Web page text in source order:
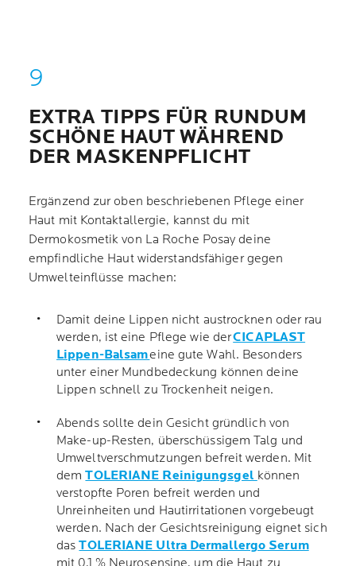
EXTRA TIPPS FÜR RUNDUM
SCHÖNE HAUT WÄHREND
DER MASKENPFLICHT
Ergänzend zur oben beschriebenen Pflege einer
Haut mit Kontaktallergie, kannst du mit
Dermokosmetik von La Roche Posay deine
empfindliche Haut widerstandsfähiger gegen
Umwelteinflüsse machen:
Damit deine Lippen nicht austrocknen oder rau
werden, ist eine Pflege wie derCICAPLAST
Lippen-Balsameine gute Wahl. Besonders
unter einer Mundbedeckung können deine
Lippen schnell zu Trockenheit neigen.
Abends sollte dein Gesicht gründlich von
Make-up-Resten, überschüssigem Talg und
Umweltverschmutzungen befreit werden. Mit
demTOLERIANE Reinigungsgel können
verstopfte Poren befreit werden und
Unreinheiten und Hautirritationen vorgebeugt
werden. Nach der Gesichtsreinigung eignet sich
dasTOLERIANE Ultra Dermallergo Serum